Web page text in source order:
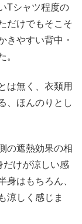
Tシャツ程度の
だけでもそこそ
きやすい背中・
。
は無く、衣類用
、ほんのりとし
の遮熱効果の相
だけが涼しい感
身はもちろん、
涼しく感じま